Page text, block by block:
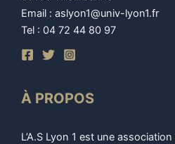
Email : aslyon1@univ-lyon1.fr
Tel : 04 72 44 80 97
À PROPOS
L’A.S Lyon 1 est une